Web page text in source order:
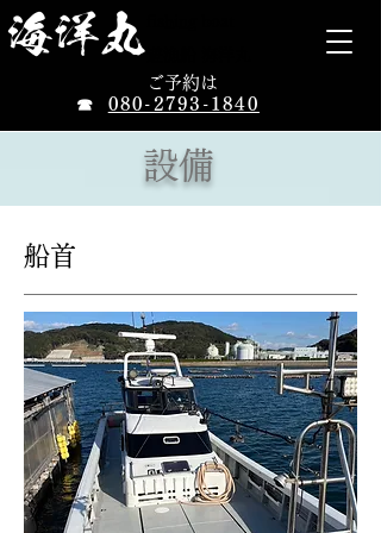
​海洋丸
ご予約は
☎ 080-2793-1840
​設備
​船首